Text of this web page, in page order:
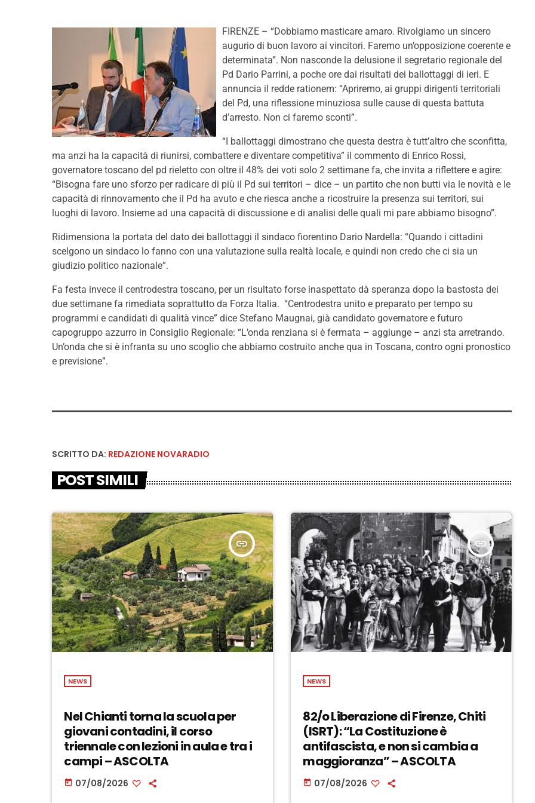
FIRENZE – “Dobbiamo masticare amaro. Rivolgiamo un sincero
augurio di buon lavoro ai vincitori. Faremo un’opposizione coerente e
determinata”. Non nasconde la delusione il segretario regionale del
Pd Dario Parrini, a poche ore dai risultati dei ballottaggi di ieri. E
annuncia il redde rationem: “Apriremo, ai gruppi dirigenti territoriali
del Pd, una riflessione minuziosa sulle cause di questa battuta
d’arresto. Non ci faremo sconti”.
“I ballottaggi dimostrano che questa destra è tutt’altro che sconfitta,
ma anzi ha la capacità di riunirsi, combattere e diventare competitiva” il commento di Enrico Rossi,
governatore toscano del pd rieletto con oltre il 48% dei voti solo 2 settimane fa, che invita a riflettere e agire:
“Bisogna fare uno sforzo per radicare di più il Pd sui territori – dice – un partito che non butti via le novità e le
capacità di rinnovamento che il Pd ha avuto e che riesca anche a ricostruire la presenza sui territori, sui
luoghi di lavoro. Insieme ad una capacità di discussione e di analisi delle quali mi pare abbiamo bisogno”.
Ridimensiona la portata del dato dei ballottaggi il sindaco fiorentino Dario Nardella: “Quando i cittadini
scelgono un sindaco lo fanno con una valutazione sulla realtà locale, e quindi non credo che ci sia un
giudizio politico nazionale”.
Fa festa invece il centrodestra toscano, per un risultato forse inaspettato dà speranza dopo la bastosta dei
due settimane fa rimediata soprattutto da Forza Italia. “Centrodestra unito e preparato per tempo su
programmi e candidati di qualità vince” dice Stefano Maugnai, già candidato governatore e futuro
capogruppo azzurro in Consiglio Regionale: “L’onda renziana si è fermata – aggiunge – anzi sta arretrando.
Un’onda che si è infranta su uno scoglio che abbiamo costruito anche qua in Toscana, contro ogni pronostico
e previsione”.
SCRITTO DA: REDAZIONE NOVARADIO
POST SIMILI
insert_link
NEWS
Nel Chianti torna la scuola per
giovani contadini, il corso
triennale con lezioni in aula e tra i
campi – ASCOLTA
today 07/08/2026
insert_link
NEWS
82/o Liberazione di Firenze, Chiti
(ISRT): “La Costituzione è
antifascista, e non si cambia a
maggioranza” – ASCOLTA
today 07/08/2026